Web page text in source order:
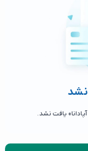
نشد
یافت نشد.